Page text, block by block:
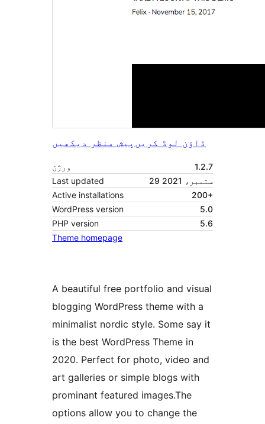
پیش منظر دیکھیں ڈاؤن لوڈ کریں
ورژن
1.2.7
Last updated
29 ستمبر، 2021
Active installations
200+
WordPress version
5.0
PHP version
5.6
Theme homepage
A beautiful free portfolio and visual
blogging WordPress theme with a
minimalist nordic style. Some say it
is the best WordPress Theme in
2020. Perfect for photo, video and
art galleries or simple blogs with
prominant featured images.The
options allow you to change the